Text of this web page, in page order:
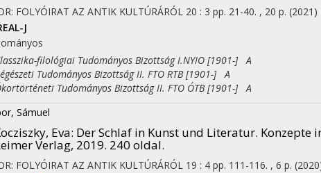
FOLYÓIRAT AZ ANTIK KULTÚRÁRÓL 20 : 3 pp. 21-40. , 20 p. (2021)
J
filológiai Tudományos Bizottság I.NYIO [1901-] A
Tudományos Bizottság II. FTO RTB [1901-] A
Tudományos Bizottság II. FTO ÓTB [1901-] A
Sámuel
Eva: Der Schlaf in Kunst und Literatur.
Verlag, 2019. 240 oldal.
FOLYÓIRAT AZ ANTIK KULTÚRÁRÓL 19 : 4 pp. 111-116. , 6 p.